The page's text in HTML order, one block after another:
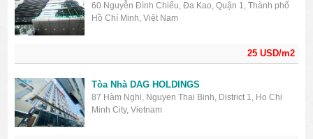
25 USD/m2
60 Nguyễn Đình Chiểu, Đa Kao, Quận 1, Thành phố
Hồ Chí Minh, Việt Nam
Tòa Nhà DAG HOLDINGS
87 Hàm Nghi, Nguyen Thai Binh, District 1, Ho Chi
Minh City, Vietnam